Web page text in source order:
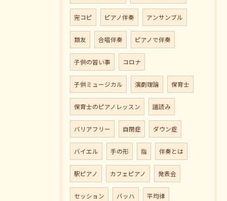
完コピ ピアノ伴奏 アンサンブル
類友 合唱伴奏 ピアノで伴奏
子供の習い事 コロナ
子供ミュージカル 演劇理論 保育士
保育士のピアノレッスン 譜読み
バリアフリー 自閉症 ダウン症
バイエル 手の形 指 伴奏とは
駅ピアノ カフェピアノ 発表会
セッション バッハ 平均律